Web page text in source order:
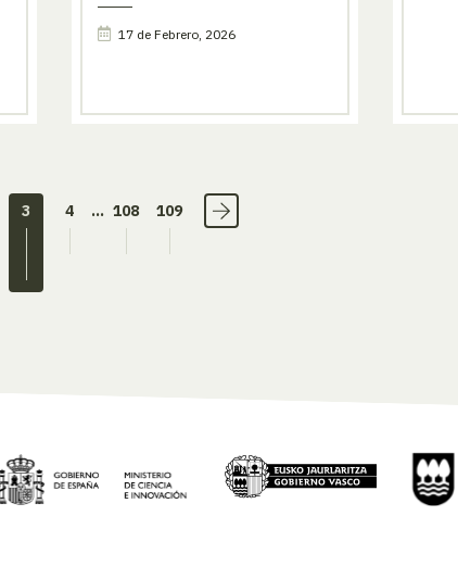
17 de Febrero, 2026
3 4 ... 108 109